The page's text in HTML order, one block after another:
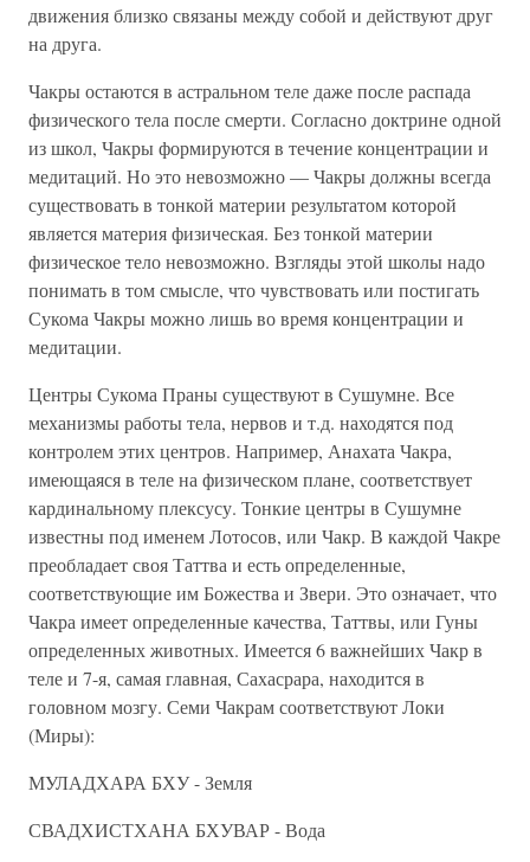
движения близко связаны между собой и действуют друг
на друга.
Чакры остаются в астральном теле даже после распада
физического тела после смерти. Согласно доктрине одной
из школ, Чакры формируются в течение концентрации и
медитаций. Но это невозможно — Чакры должны всегда
существовать в тонкой материи результатом которой
является материя физическая. Без тонкой материи
физическое тело невозможно. Взгляды этой школы надо
понимать в том смысле, что чувствовать или постигать
Сукома Чакры можно лишь во время концентрации и
медитации.
Центры Сукома Праны существуют в Сушумне. Все
механизмы работы тела, нервов и т.д. находятся под
контролем этих центров. Например, Анахата Чакра,
имеющаяся в теле на физическом плане, соответствует
кардинальному плексусу. Тонкие центры в Сушумне
известны под именем Лотосов, или Чакр. В каждой Чакре
преобладает своя Таттва и есть определенные,
соответствующие им Божества и Звери. Это означает, что
Чакра имеет определенные качества, Таттвы, или Гуны
определенных животных. Имеется 6 важнейших Чакр в
теле и 7-я, самая главная, Сахасрара, находится в
головном мозгу. Семи Чакрам соответствуют Локи
(Миры):
МУЛАДХАРА БХУ - Земля
СВАДХИСТХАНА БХУВАР - Вода